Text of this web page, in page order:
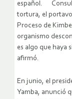
español.
tortura, el
Proceso de
organismo
es algo que haya
afirmó.
En junio, el
Yamba, anunció